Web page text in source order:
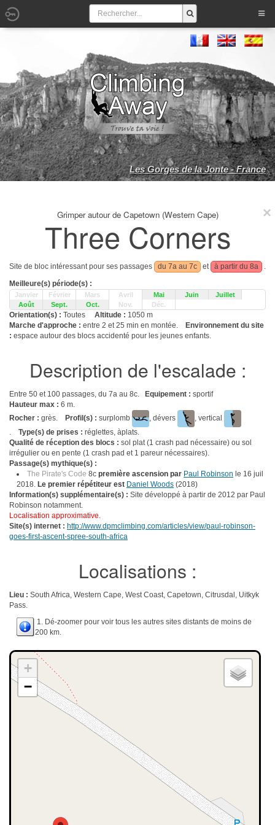
Les Gorges de la Jonte - France
Grimper autour de Capetown (Western Cape)
Three Corners
Site de bloc intéressant pour ses passages du 7a au 7c et à partir du 8a
.
Meilleure(s) période(s) :
Janvier Février Mars Avril Mai Juin
Juillet
Août
Sept. Oct. Nov. Déc.
Orientation(s) : Toutes Altitude : 1050 m
Marche d'approche : entre 2 et 25 min en montée.
Environnement du site
: espace autour des blocs accidenté pour les jeunes enfants.
Description de l'escalade :
Entre 50 et 100 passages, du 7a au 8c. Equipement : sportif
Hauteur max : 6 m.
Rocher : grès. Profil(s) : surplomb , dévers
, vertical
. Type(s) de prises : réglettes, àplats.
Qualité de réception des blocs : sol plat (1 crash pad nécessaire) ou sol
irrégulier ou en pente (1 crash pad et 1 pareur nécessaires).
Passage(s) mythique(s) :
The Pirate's Code 8c première ascension par Paul Robinson le 16 juil
2018. Le premier répétiteur est Daniel Woods (2018)
Information(s) supplémentaire(s) : Site développé à partir de 2012 par Paul
Robinson notamment.
Localisation approximative.
Site(s) internet : http://www.dpmclimbing.com/articles/view/paul-robinson-
goes-first-ascent-spree-south-africa
Localisations :
Lieu : South Africa, Western Cape, West Coast, Capetown, Citrusdal, Uitkyk
Pass.
1. Dé-zoomer pour voir tous les autres sites distants de moins de
200 km.
+
−